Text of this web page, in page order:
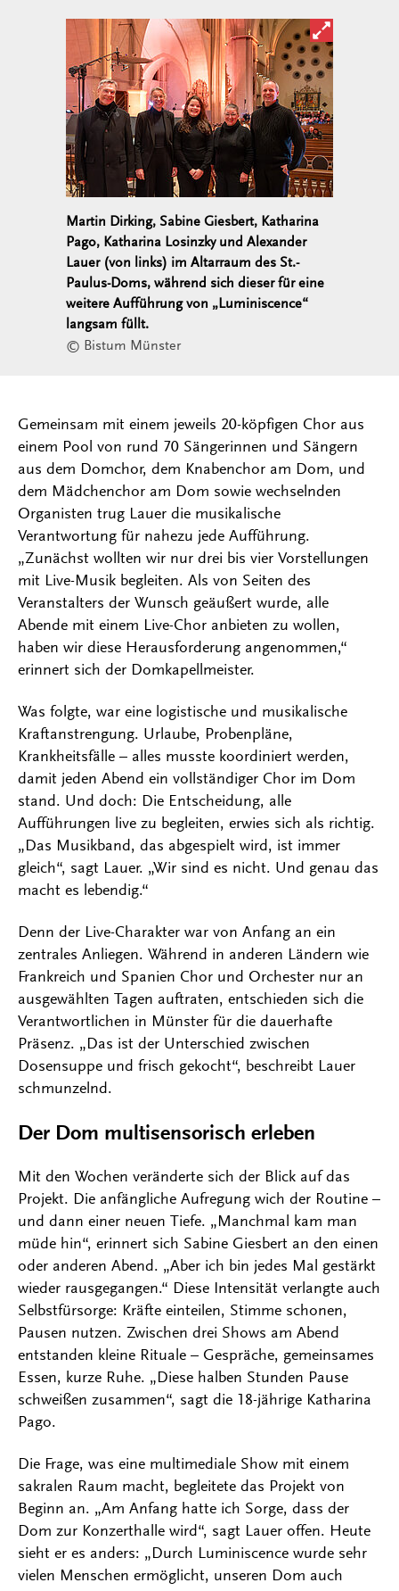
Bild in
Martin Dirking, Sabine Giesbert, Katharina
Pago, Katharina Losinzky und Alexander
Lauer (von links) im Altarraum des St.-
Paulus-Doms, während sich dieser für eine
weitere Aufführung von „Luminiscence“
langsam füllt.
© Bistum Münster
Gemeinsam mit einem jeweils 20-köpfigen Chor aus
einem Pool von rund 70 Sängerinnen und Sängern
aus dem Domchor, dem Knabenchor am Dom, und
dem Mädchenchor am Dom sowie wechselnden
Organisten trug Lauer die musikalische
Verantwortung für nahezu jede Aufführung.
„Zunächst wollten wir nur drei bis vier Vorstellungen
mit Live-Musik begleiten. Als von Seiten des
Veranstalters der Wunsch geäußert wurde, alle
Abende mit einem Live-Chor anbieten zu wollen,
haben wir diese Herausforderung angenommen,“
erinnert sich der Domkapellmeister.
Was folgte, war eine logistische und musikalische
Kraftanstrengung. Urlaube, Probenpläne,
Krankheitsfälle – alles musste koordiniert werden,
damit jeden Abend ein vollständiger Chor im Dom
stand. Und doch: Die Entscheidung, alle
Aufführungen live zu begleiten, erwies sich als richtig.
„Das Musikband, das abgespielt wird, ist immer
gleich“, sagt Lauer. „Wir sind es nicht. Und genau das
macht es lebendig.“
Denn der Live-Charakter war von Anfang an ein
zentrales Anliegen. Während in anderen Ländern wie
Frankreich und Spanien Chor und Orchester nur an
ausgewählten Tagen auftraten, entschieden sich die
Verantwortlichen in Münster für die dauerhafte
Präsenz. „Das ist der Unterschied zwischen
Dosensuppe und frisch gekocht“, beschreibt Lauer
schmunzelnd.
Der Dom multisensorisch erleben
Mit den Wochen veränderte sich der Blick auf das
Projekt. Die anfängliche Aufregung wich der Routine –
und dann einer neuen Tiefe. „Manchmal kam man
müde hin“, erinnert sich Sabine Giesbert an den einen
oder anderen Abend. „Aber ich bin jedes Mal gestärkt
wieder rausgegangen.“ Diese Intensität verlangte auch
Selbstfürsorge: Kräfte einteilen, Stimme schonen,
Pausen nutzen. Zwischen drei Shows am Abend
entstanden kleine Rituale – Gespräche, gemeinsames
Essen, kurze Ruhe. „Diese halben Stunden Pause
schweißen zusammen“, sagt die 18-jährige Katharina
Pago.
Die Frage, was eine multimediale Show mit einem
sakralen Raum macht, begleitete das Projekt von
Beginn an. „Am Anfang hatte ich Sorge, dass der
Dom zur Konzerthalle wird“, sagt Lauer offen. Heute
sieht er es anders: „Durch Luminiscence wurde sehr
vielen Menschen ermöglicht, unseren Dom auch